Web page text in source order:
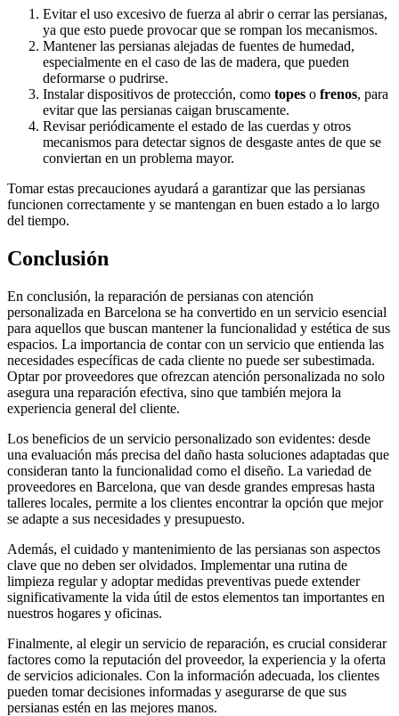
Evitar el uso excesivo de fuerza al abrir o cerrar las persianas,
ya que esto puede provocar que se rompan los mecanismos.
Mantener las persianas alejadas de fuentes de humedad,
especialmente en el caso de las de madera, que pueden
deformarse o pudrirse.
Instalar dispositivos de protección, como topes o frenos, para
evitar que las persianas caigan bruscamente.
Revisar periódicamente el estado de las cuerdas y otros
mecanismos para detectar signos de desgaste antes de que se
conviertan en un problema mayor.
Tomar estas precauciones ayudará a garantizar que las persianas
funcionen correctamente y se mantengan en buen estado a lo largo
del tiempo.
Conclusión
En conclusión, la reparación de persianas con atención
personalizada en Barcelona se ha convertido en un servicio esencial
para aquellos que buscan mantener la funcionalidad y estética de sus
espacios. La importancia de contar con un servicio que entienda las
necesidades específicas de cada cliente no puede ser subestimada.
Optar por proveedores que ofrezcan atención personalizada no solo
asegura una reparación efectiva, sino que también mejora la
experiencia general del cliente.
Los beneficios de un servicio personalizado son evidentes: desde
una evaluación más precisa del daño hasta soluciones adaptadas que
consideran tanto la funcionalidad como el diseño. La variedad de
proveedores en Barcelona, que van desde grandes empresas hasta
talleres locales, permite a los clientes encontrar la opción que mejor
se adapte a sus necesidades y presupuesto.
Además, el cuidado y mantenimiento de las persianas son aspectos
clave que no deben ser olvidados. Implementar una rutina de
limpieza regular y adoptar medidas preventivas puede extender
significativamente la vida útil de estos elementos tan importantes en
nuestros hogares y oficinas.
Finalmente, al elegir un servicio de reparación, es crucial considerar
factores como la reputación del proveedor, la experiencia y la oferta
de servicios adicionales. Con la información adecuada, los clientes
pueden tomar decisiones informadas y asegurarse de que sus
persianas estén en las mejores manos.